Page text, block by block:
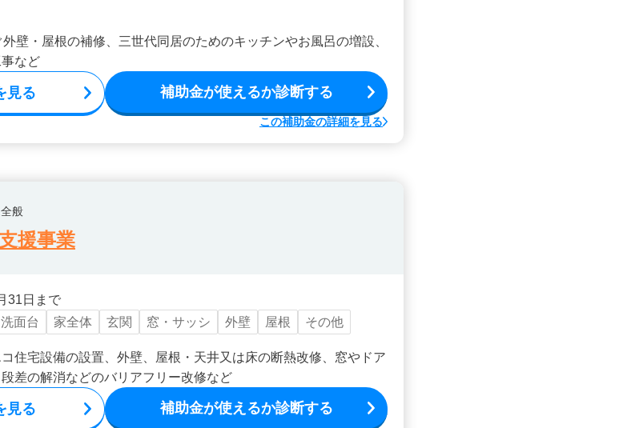
壁・屋根の補修、三世代同居のためのキッチンやお風呂の増設、
など
見る 補助金が使えるか診断する
この補助金の詳細を見る
般
援事業
31日まで
洗面台 家全体 玄関 窓・サッシ 外壁 屋根
その他
住宅設備の設置、外壁、屋根・天井又は床の断熱改修、窓やドア
差の解消などのバリアフリー改修など
見る 補助金が使えるか診断する